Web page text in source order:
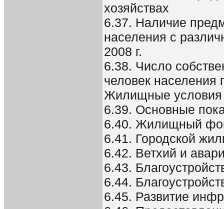
хозяйствах
6.37. Наличие
населения с
2008 г.
6.38. Число
человек населения
Жилищные условия
6.39. Основные
6.40. Жилищный
6.41. Городской
6.42. Ветхий и
6.43.
6.44.
6.45. Развитие